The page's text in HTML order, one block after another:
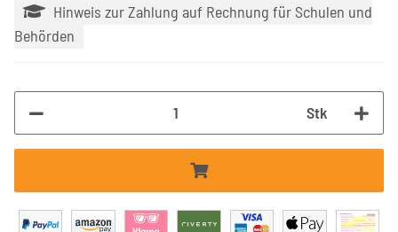
Hinweis zur Zahlung auf Rechnung für Schulen und
Behörden
Stk